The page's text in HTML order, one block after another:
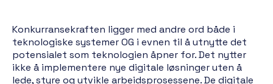
Konkurransekraften ligger med andre ord både i
teknologiske systemer OG i evnen til å utnytte det
potensialet som teknologien åpner for. Det nytter
ikke å implementere nye digitale løsninger uten å
lede, styre og utvikle arbeidsprosessene. De digitale